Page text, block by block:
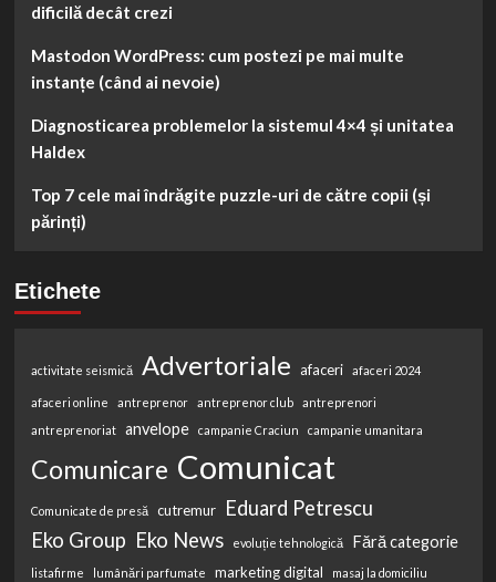
dificilă decât crezi
Mastodon WordPress: cum postezi pe mai multe
instanțe (când ai nevoie)
Diagnosticarea problemelor la sistemul 4×4 și unitatea
Haldex
Top 7 cele mai îndrăgite puzzle-uri de către copii (și
părinți)
Etichete
activitate seismică Advertoriale afaceri afaceri 2024
afaceri online antreprenor antreprenor club
antreprenori
antreprenoriat
anvelope campanie Craciun campanie umanitara
Comunicare Comunicat
Comunicate de presă cutremur
Eduard Petrescu
Eko Group Eko News evoluție tehnologică Fără categorie
listafirme lumânări parfumate marketing digital
masaj la domiciliu